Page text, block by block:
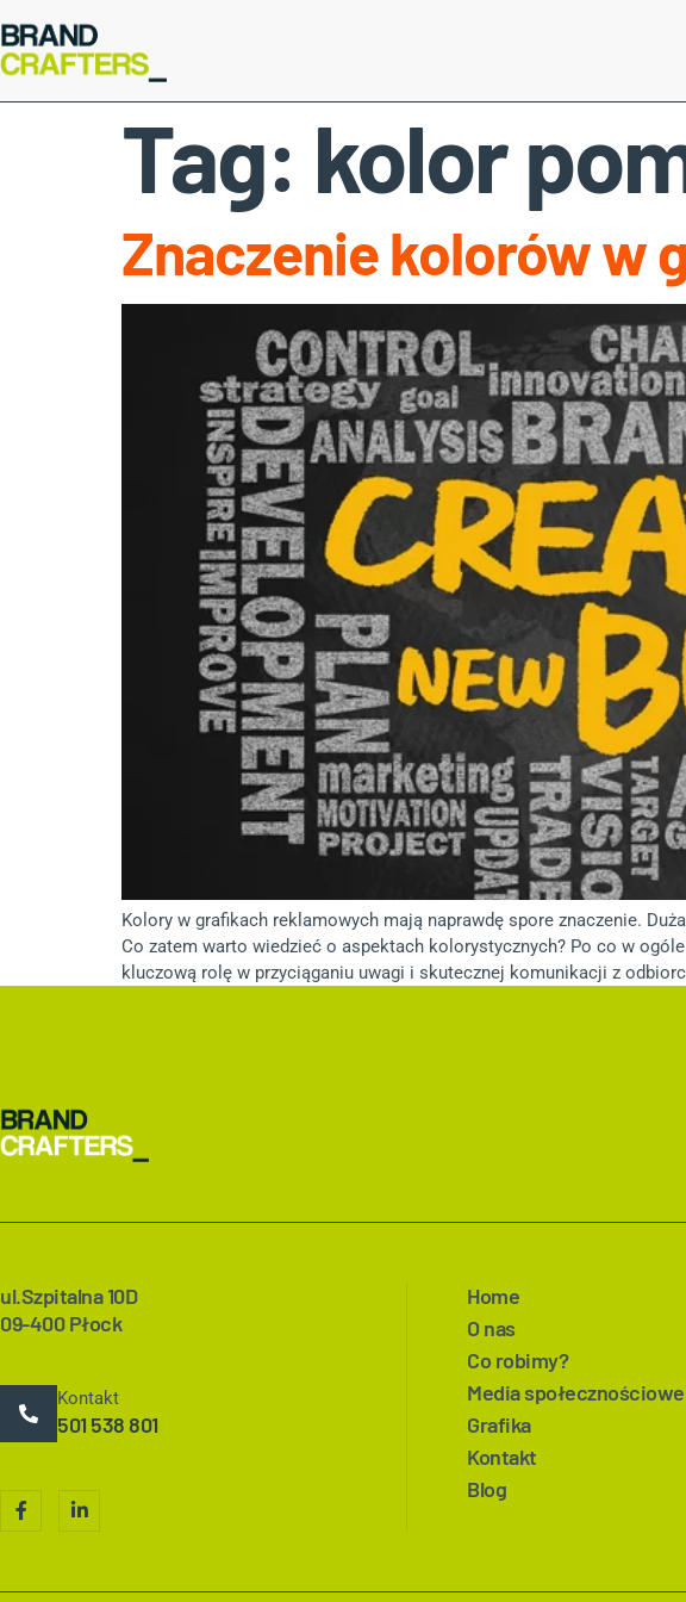
Tag: kolor
Znaczenie kolorów w
Kolory w grafikach reklamowych mają naprawdę spore znaczenie.
Co zatem warto wiedzieć o aspektach kolorystycznych? Po co w
kluczową rolę w przyciąganiu uwagi i skutecznej komunikacji z
ul.Szpitalna 10D
09-400 Płock
Kontakt
501 538 801
Home
O nas
Co robimy?
Media społecznościowe
Grafika
Kontakt
Blog